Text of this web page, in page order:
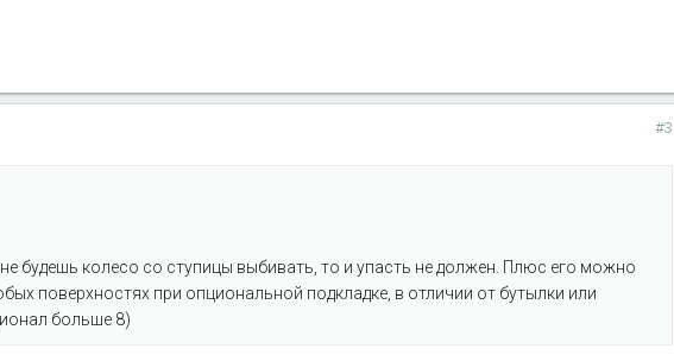
#3
будешь колесо со ступицы выбивать, то и упасть не должен. Плюс его можно
поверхностях при опциональной подкладке, в отличии от бутылки или
больше 8)